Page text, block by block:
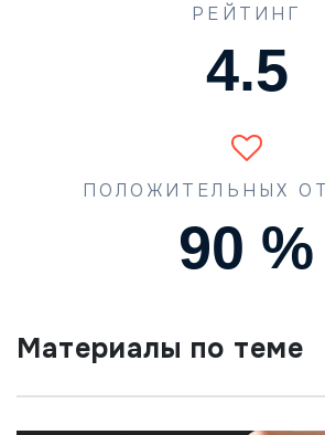
РЕЙТИНГ
4.5
ПОЛОЖИТЕЛЬНЫХ
90 %
Материалы по теме